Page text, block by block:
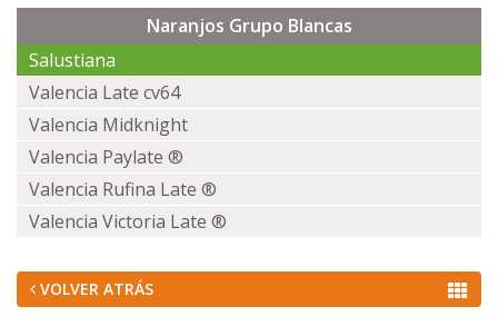
Naranjos Grupo Blancas
Salustiana
Valencia Late cv64
Valencia Midknight
Valencia Paylate ®
Valencia Rufina Late ®
Valencia Victoria Late ®
VOLVER ATRÁS